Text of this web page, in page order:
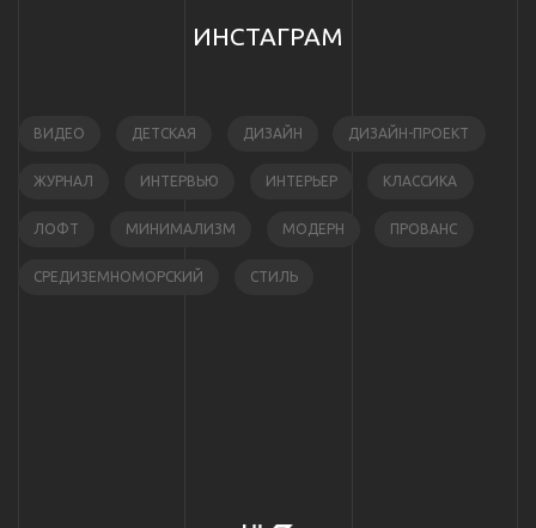
ИНСТАГРАМ
ВИДЕО ДЕТСКАЯ ДИЗАЙН ДИЗАЙН-ПРОЕКТ
ЖУРНАЛ ИНТЕРВЬЮ ИНТЕРЬЕР КЛАССИКА
ЛОФТ МИНИМАЛИЗМ МОДЕРН ПРОВАНС
СРЕДИЗЕМНОМОРСКИЙ СТИЛЬ